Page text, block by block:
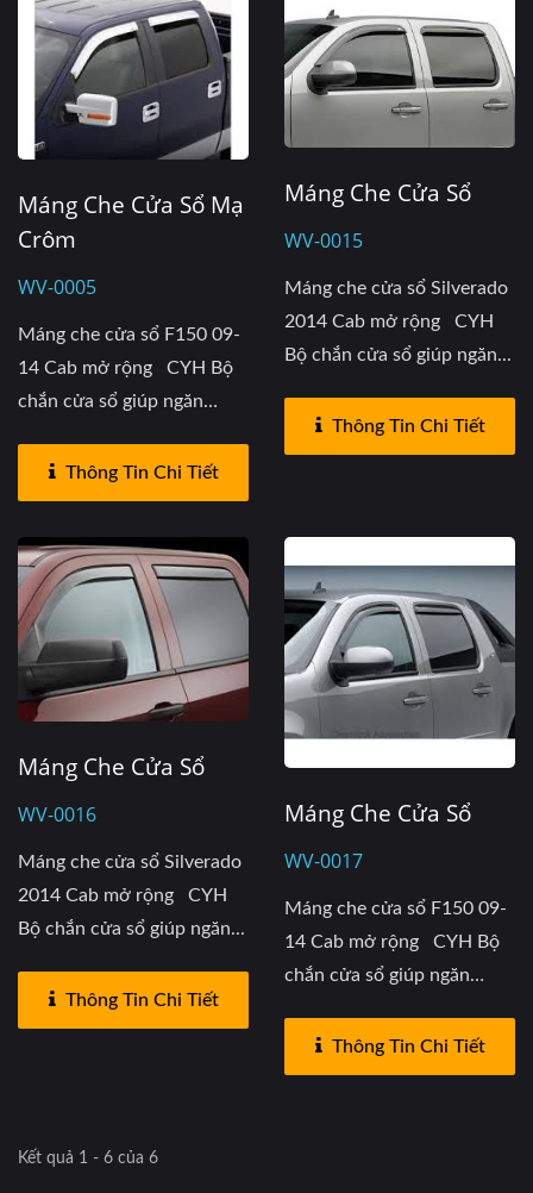
Máng Che Cửa Sổ Mạ
Crôm
WV-0005
Máng che cửa sổ F150 09-
14 Cab mở rộng CYH Bộ
chắn cửa sổ giúp ngăn
Thông Tin Chi Tiết
Máng Che Cửa Sổ
WV-0015
Máng che cửa sổ Silverado
2014 Cab mở rộng CYH
Bộ chắn cửa sổ giúp ngăn...
Thông Tin Chi Tiết
Máng Che Cửa Sổ
WV-0016
Máng che cửa sổ Silverado
2014 Cab mở rộng CYH
Bộ chắn cửa sổ giúp ngăn...
Thông Tin Chi Tiết
Máng Che Cửa Sổ
WV-0017
Máng che cửa sổ F150 09-
14 Cab mở rộng CYH Bộ
chắn cửa sổ giúp ngăn
Thông Tin Chi Tiết
Kết quả 1 - 6 của 6